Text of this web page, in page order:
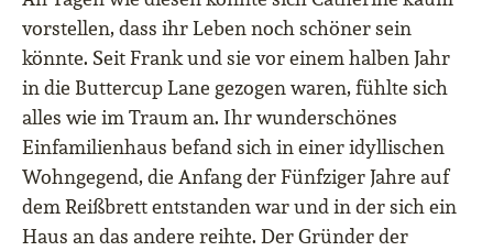
vorstellen, dass ihr Leben noch schöner sein
könnte. Seit Frank und sie vor einem halben Jahr
in die Buttercup Lane gezogen waren, fühlte sich
alles wie im Traum an. Ihr wunderschönes
Einfamilienhaus befand sich in einer idyllischen
Wohngegend, die Anfang der Fünfziger Jahre auf
dem Reißbrett entstanden war und in der sich ein
Haus an das andere reihte. Der Gründer der